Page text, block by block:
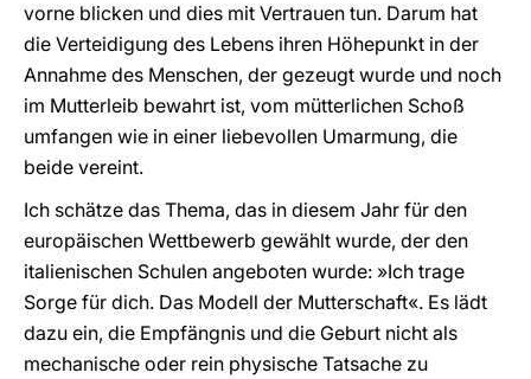
vorne blicken und dies mit Vertrauen tun. Darum hat
die Verteidigung des Lebens ihren Höhepunkt in der
Annahme des Menschen, der gezeugt wurde und noch
im Mutterleib bewahrt ist, vom mütterlichen Schoß
umfangen wie in einer liebevollen Umarmung, die
beide vereint.
Ich schätze das Thema, das in diesem Jahr für den
europäischen Wettbewerb gewählt wurde, der den
italienischen Schulen angeboten wurde: »Ich trage
Sorge für dich. Das Modell der Mutterschaft«. Es lädt
dazu ein, die Empfängnis und die Geburt nicht als
mechanische oder rein physische Tatsache zu